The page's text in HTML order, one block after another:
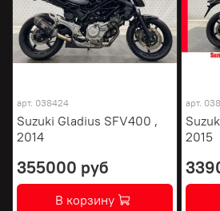
арт. 038424
Suzuki Gladius SFV400 ,
2014
355000 руб
В корзину
арт.
2015